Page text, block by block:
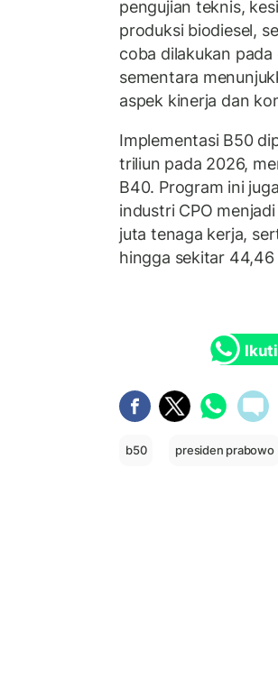
pengujian teknis,
produksi biodiesel,
coba dilakukan
sementara
aspek kinerja dan
Implementasi B50
triliun pada 2026,
B40. Program ini
industri CPO
juta tenaga kerja,
hingga sekitar 44,46
b50 presiden prabowo